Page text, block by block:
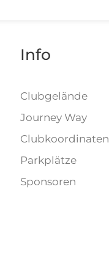
Info
Clubgelände
Journey Way
Clubkoordinaten
Parkplätze
Sponsoren